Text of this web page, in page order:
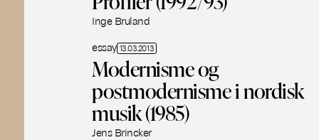
Inge Bruland
essay 13.03.2013
Modernisme og
postmodernisme i nordisk
musik (1985)
Jens Brincker